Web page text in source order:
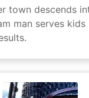
town descends
man serves